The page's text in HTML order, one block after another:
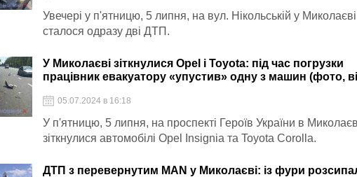
Увечері у п'ятницю, 5 липня, на вул. Нікольській у Миколаєві
сталося одразу дві ДТП.
У Миколаєві зіткнулися Opel і Toyota: під час погрузки
працівник евакуатору «упустив» одну з машин (фото,
05.07.2024 в 16:18
У п'ятницю, 5 липня, на проспекті Героїв України в
зіткнулися автомобілі Opel Insignia та Toyota Corolla.
ДТП з перевернутим MAN у Миколаєві: із фури